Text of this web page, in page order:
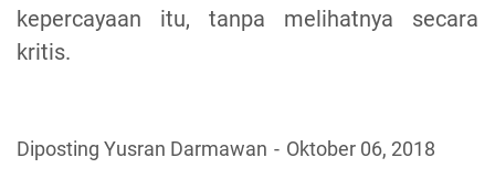
kepercayaan itu, tanpa melihatnya secara
kritis.
Diposting Yusran Darmawan Oktober 06, 2018